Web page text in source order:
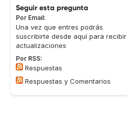
Seguir esta pregunta
Por Email:
Una vez que entres podrás
suscribirte desde aquí para recibir
actualizaciones
Por RSS:
Respuestas
Respuestas y Comentarios